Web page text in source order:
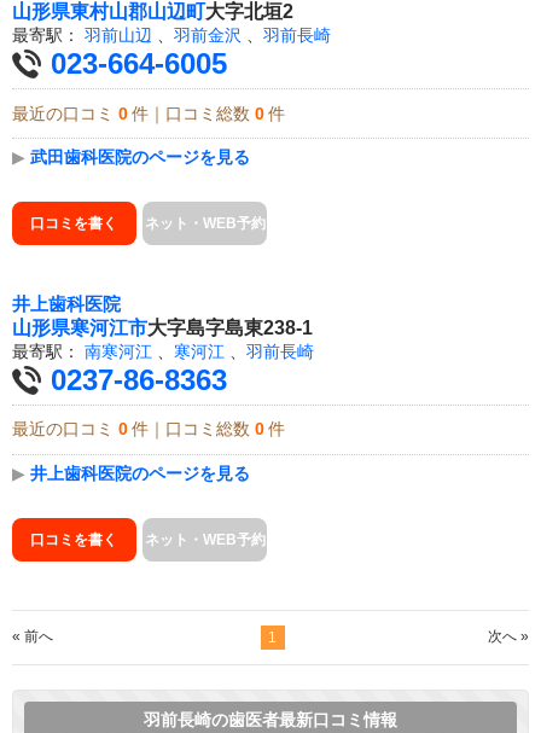
山形県東村山郡山辺町大字北垣2
最寄駅： 羽前山辺 、 羽前金沢 、 羽前長崎
023-664-6005
最近の口コミ 0 件｜口コミ総数 0 件
▶ 武田歯科医院のページを見る
口コミを書く ネット・WEB予約
井上歯科医院
山形県寒河江市大字島字島東238-1
最寄駅： 南寒河江 寒河江 羽前長崎
0237-86-8363
最近の口コミ 0 件｜口コミ総数 0 件
▶ 井上歯科医院のページを見る
口コミを書く ネット・WEB予約
« 前へ 1 次へ »
羽前長崎の歯医者最新口コミ情報